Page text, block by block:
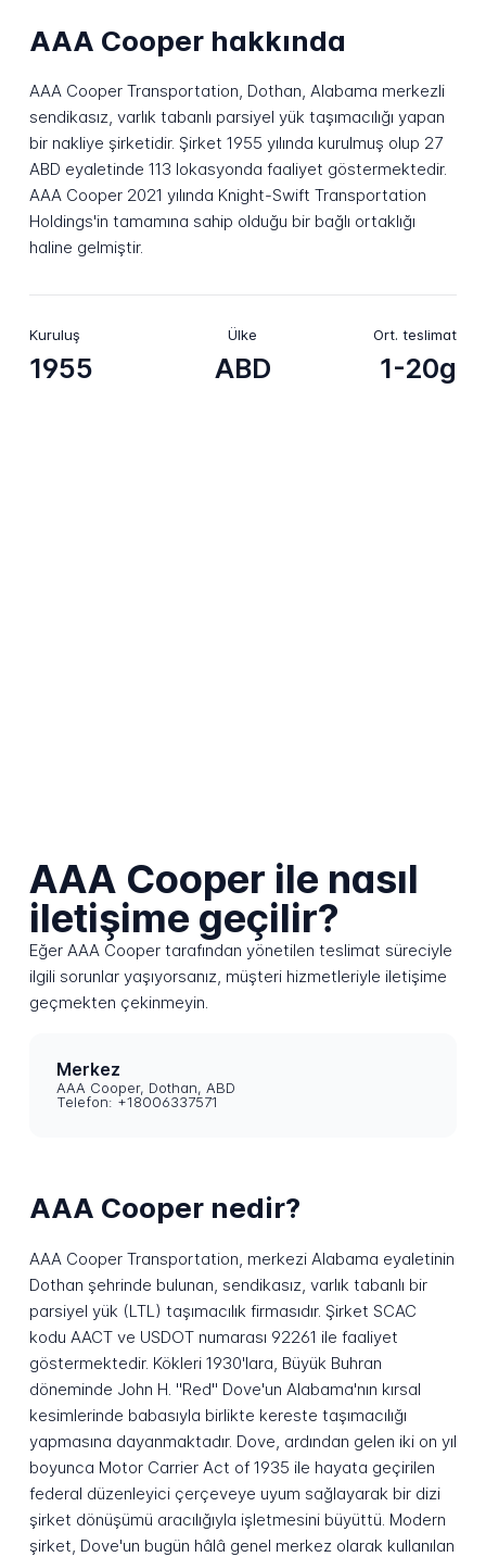
AAA Cooper hakkında
AAA Cooper Transportation, Dothan, Alabama merkezli
sendikasız, varlık tabanlı parsiyel yük taşımacılığı yapan
bir nakliye şirketidir. Şirket 1955 yılında kurulmuş olup 27
ABD eyaletinde 113 lokasyonda faaliyet göstermektedir.
AAA Cooper 2021 yılında Knight-Swift Transportation
Holdings'in tamamına sahip olduğu bir bağlı ortaklığı
haline gelmiştir.
Kuruluş
1955
Ülke
ABD
Ort. teslimat
1-20g
AAA Cooper ile nasıl
iletişime geçilir?
Eğer AAA Cooper tarafından yönetilen teslimat süreciyle
ilgili sorunlar yaşıyorsanız, müşteri hizmetleriyle iletişime
geçmekten çekinmeyin.
Merkez
AAA Cooper, Dothan, ABD
Telefon: +18006337571
AAA Cooper nedir?
AAA Cooper Transportation, merkezi Alabama eyaletinin
Dothan şehrinde bulunan, sendikasız, varlık tabanlı bir
parsiyel yük (LTL) taşımacılık firmasıdır. Şirket SCAC
kodu AACT ve USDOT numarası 92261 ile faaliyet
göstermektedir. Kökleri 1930'lara, Büyük Buhran
döneminde John H. "Red" Dove'un Alabama'nın kırsal
kesimlerinde babasıyla birlikte kereste taşımacılığı
yapmasına dayanmaktadır. Dove, ardından gelen iki on yıl
boyunca Motor Carrier Act of 1935 ile hayata geçirilen
federal düzenleyici çerçeveye uyum sağlayarak bir dizi
şirket dönüşümü aracılığıyla işletmesini büyüttü. Modern
şirket, Dove'un bugün hâlâ genel merkez olarak kullanılan